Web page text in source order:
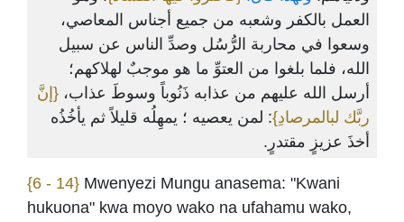
العمل بالكفر وشعبه من جميع أجناس المعاصي،
وسعوا في محاربة الرُّسُل وصدِّ الناس عن سبيل
الله، فلما بلغوا من العتوِّ ما هو موجبٌ لهلاكهم؛
أرسل الله عليهم من عذابه ذَنُوباً وسوطَ عذاب، {إنَّ
ربَّك لبالمرصادِ}: لمن يعصيه ؛ يمهِلُه قليلاً ثم يأخُذُه
أخذَ عزيزٍ مقتدرٍ.
{6 - 14} Mwenyezi Mungu anasema: "Kwani
hukuona" kwa moyo wako na ufahamu wako,